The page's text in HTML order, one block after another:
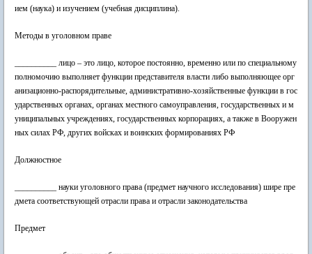
ием (наука) и изучением (учебная дисциплина).
Методы в уголовном праве
__________ лицо – это лицо, которое постоянно, временно или по специальному
полномочию выполняет функции представителя власти либо выполняющее орг
анизационно-распорядительные, административно-хозяйственные функции в гос
ударственных органах, органах местного самоуправления, государственных и м
униципальных учреждениях, государственных корпорациях, а также в Вооружен
ных силах РФ, других войсках и воинских формированиях РФ
Должностное
__________ науки уголовного права (предмет научного исследования) шире пре
дмета соответствующей отрасли права и отрасли законодательства
Предмет